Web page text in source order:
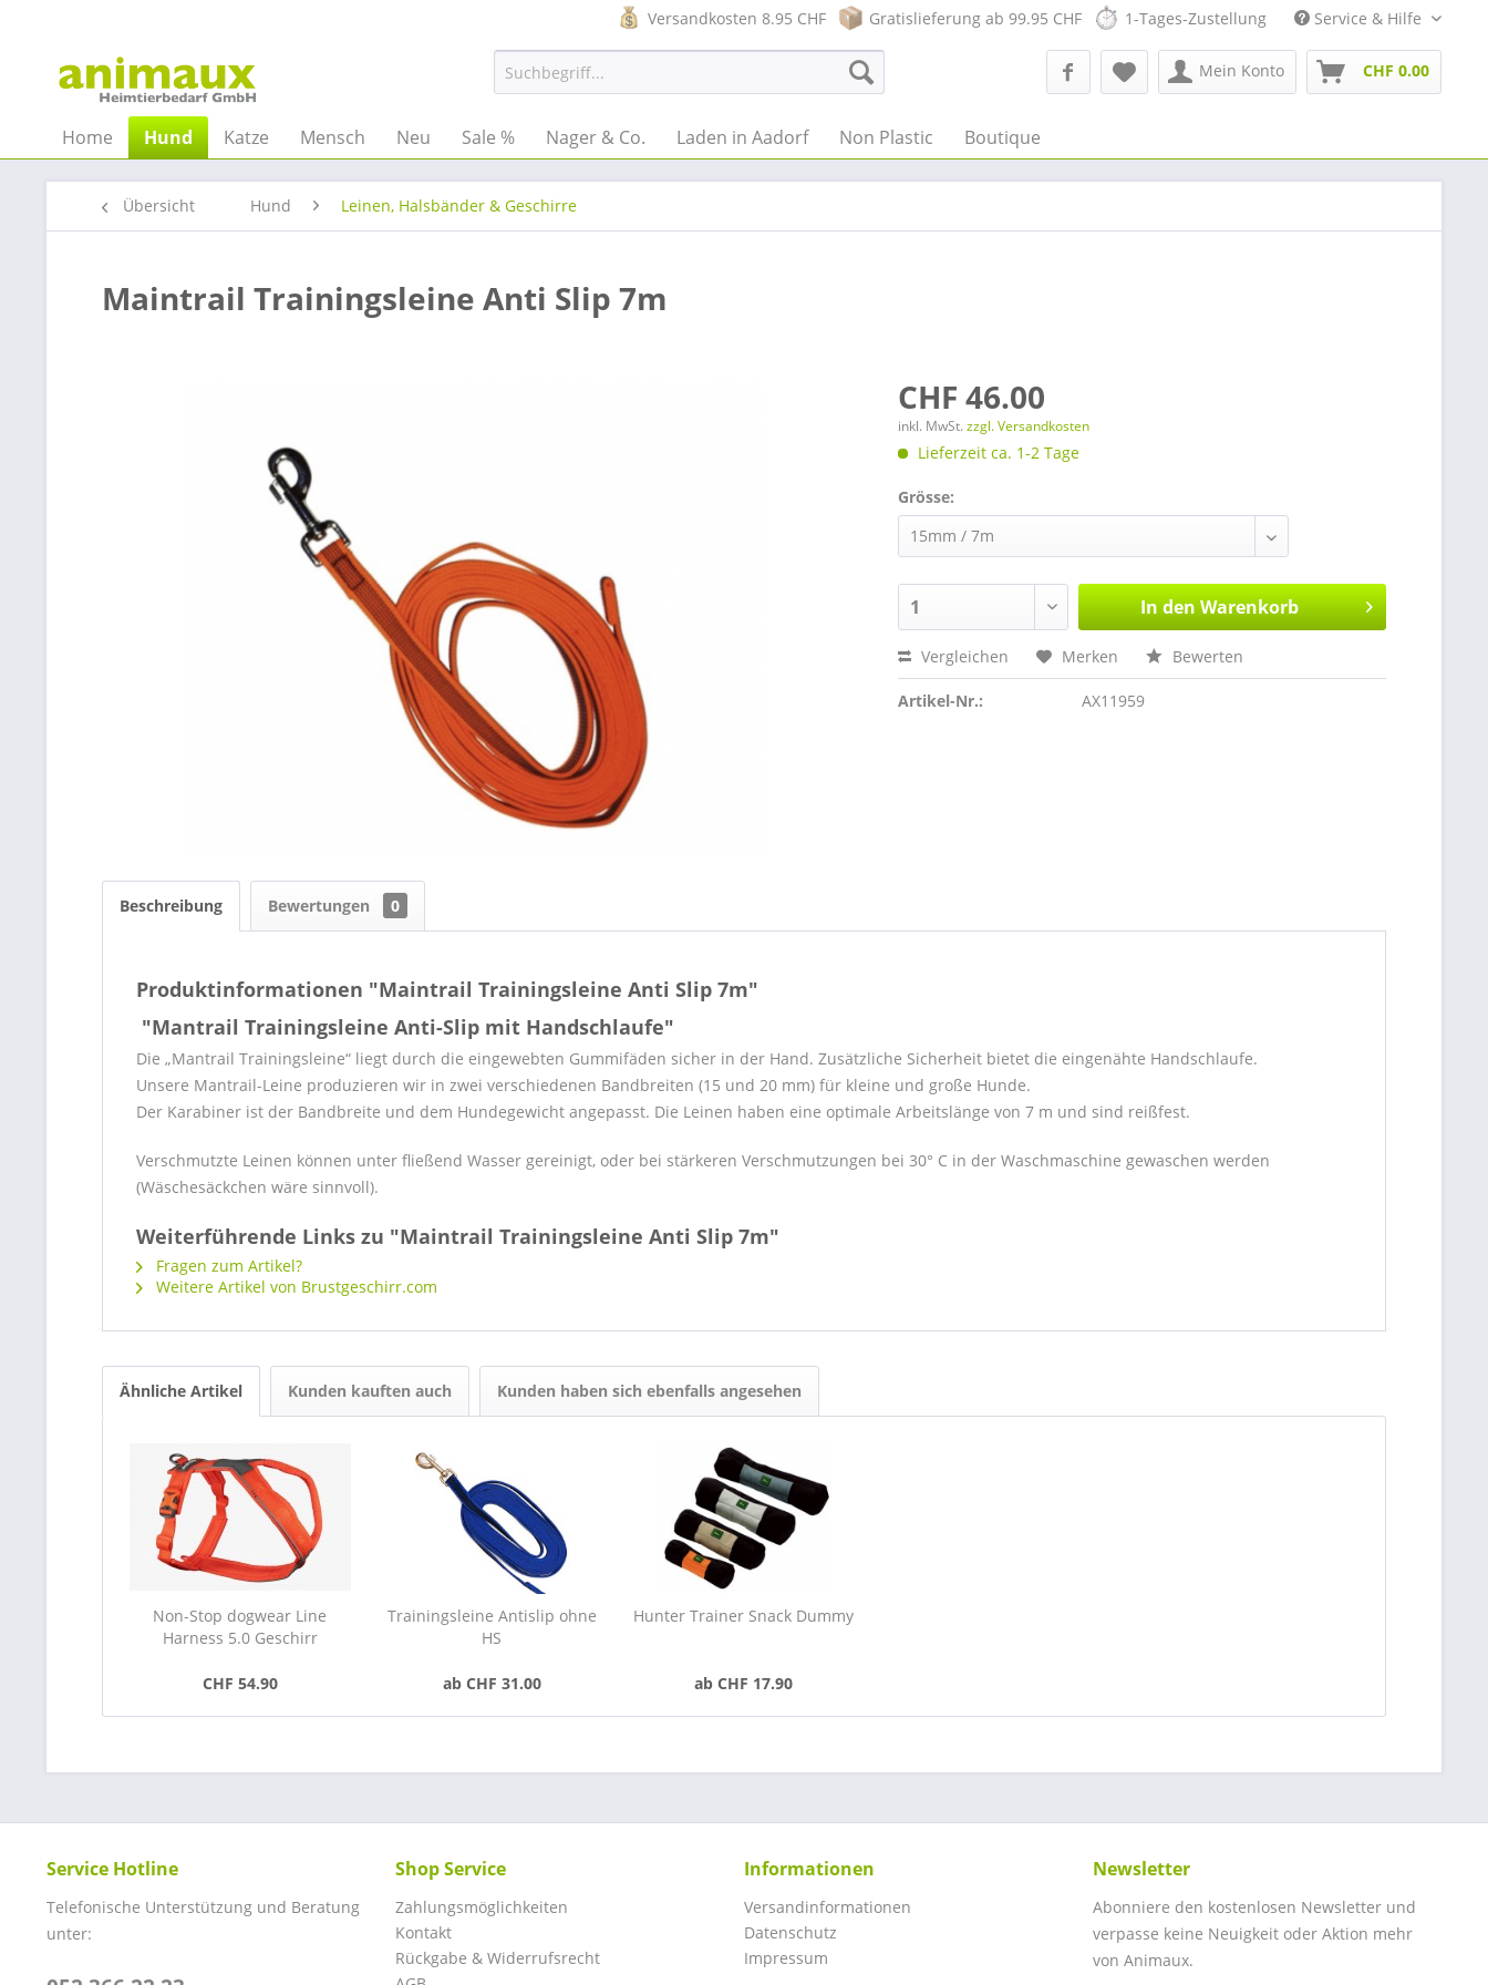
Versandkosten 8.95 CHF Gratislieferung ab 99.95 CHF 1-Tages-Zustellung Service & Hilfe
Mein Konto CHF 0.00
Home Hund Katze Mensch Neu Sale % Nager & Co. Laden in Aadorf Non Plastic Boutique
Übersicht Hund Leinen, Halsbänder & Geschirre
Maintrail Trainingsleine Anti Slip 7m
CHF 46.00
inkl. MwSt.zzgl. Versandkosten
Lieferzeit ca. 1-2 Tage
Grösse:
In den Warenkorb
Vergleichen Merken Bewerten
Artikel-Nr.: AX11959
Beschreibung Bewertungen 0
Produktinformationen "Maintrail Trainingsleine Anti Slip 7m"
"Mantrail Trainingsleine Anti-Slip mit Handschlaufe"
Die „Mantrail Trainingsleine“ liegt durch die eingewebten Gummifäden sicher in der Hand. Zusätzliche Sicherheit bietet die eingenähte Handschlaufe.
Unsere Mantrail-Leine produzieren wir in zwei verschiedenen Bandbreiten (15 und 20 mm) für kleine und große Hunde.
Der Karabiner ist der Bandbreite und dem Hundegewicht angepasst. Die Leinen haben eine optimale Arbeitslänge von 7 m und sind reißfest.
Verschmutzte Leinen können unter fließend Wasser gereinigt, oder bei stärkeren Verschmutzungen bei 30° C in der Waschmaschine gewaschen werden
(Wäschesäckchen wäre sinnvoll).
Weiterführende Links zu "Maintrail Trainingsleine Anti Slip 7m"
Fragen zum Artikel?
Weitere Artikel von Brustgeschirr.com
Ähnliche Artikel Kunden kauften auch Kunden haben sich ebenfalls angesehen
Non-Stop dogwear Line
Harness 5.0 Geschirr
CHF 54.90
Trainingsleine Antislip ohne
HS
ab CHF 31.00
Hunter Trainer Snack Dummy
ab CHF 17.90
Service Hotline
Telefonische Unterstützung und Beratung
unter:
Shop Service
Zahlungsmöglichkeiten
Kontakt
Rückgabe & Widerrufsrecht
Informationen
Versandinformationen
Datenschutz
Impressum
Newsletter
Abonniere den kostenlosen Newsletter und
verpasse keine Neuigkeit oder Aktion mehr
von Animaux.